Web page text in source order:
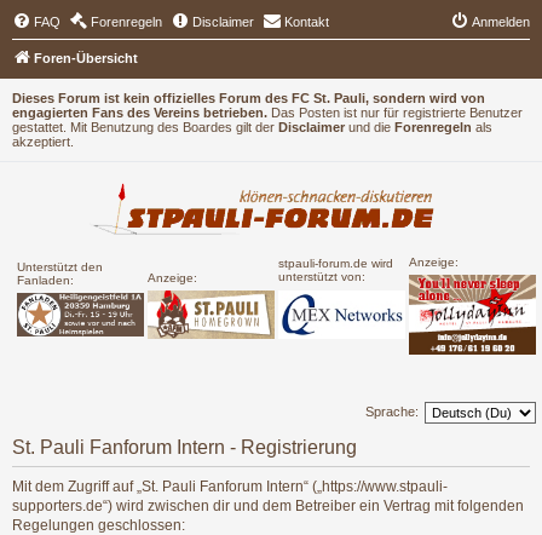
Dieses Forum ist kein offizielles Forum des FC St. Pauli, sondern wird von
engagierten Fans des Vereins betrieben. Das Posten ist nur für registrierte Benutzer
gestattet. Mit Benutzung des Boardes gilt der Disclaimer und die Forenregeln als
akzeptiert.
Unterstützt den
Fanladen:
Anzeige:
stpauli-forum.de wird
unterstützt von:
Anzeige:
FAQ Forenregeln Disclaimer Kontakt Anmelden
Foren-Übersicht
Sprache:
St. Pauli Fanforum Intern - Registrierung
Mit dem Zugriff auf „St. Pauli Fanforum Intern“ („https://www.stpauli-
supporters.de“) wird zwischen dir und dem Betreiber ein Vertrag mit folgenden
Regelungen geschlossen: